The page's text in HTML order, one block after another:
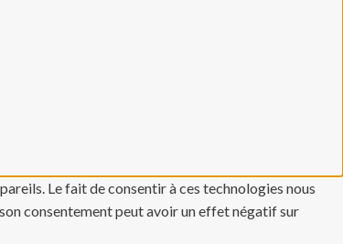
Le fait de consentir à ces technologies nous
consentement peut avoir un effet négatif sur